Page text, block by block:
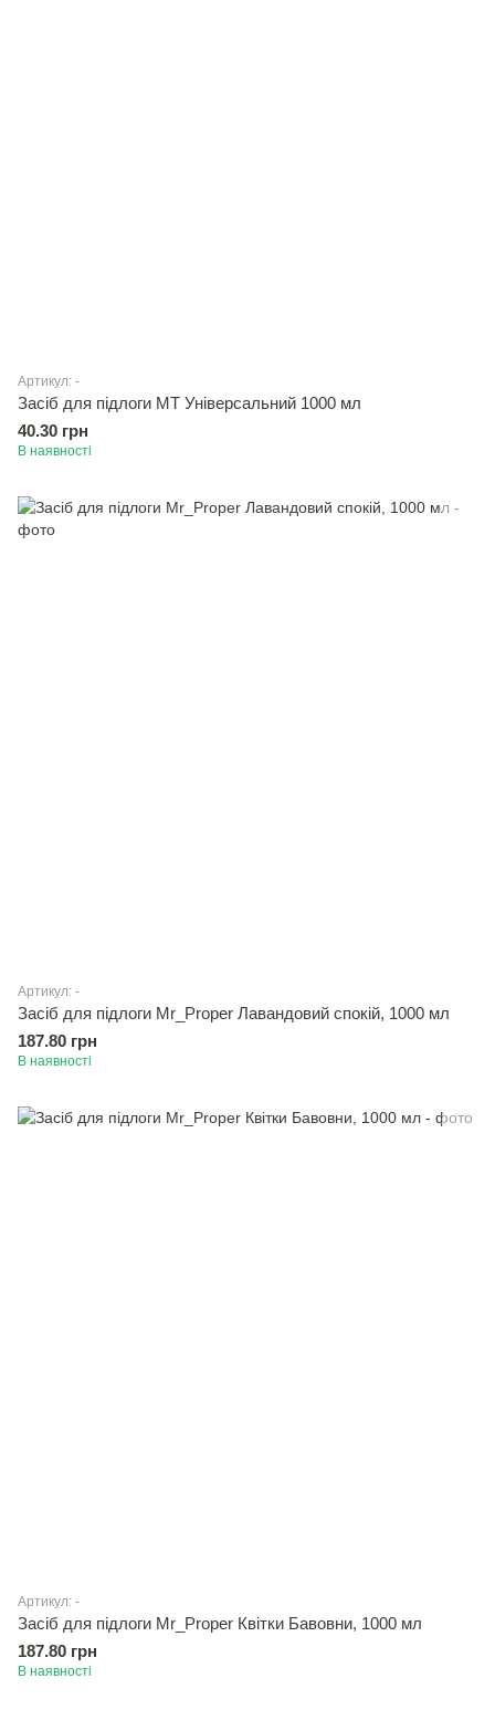
Артикул: -
Засiб для підлоги МТ Унiверсальний 1000 мл
40.30 грн
В наявності
Артикул: -
Засiб для підлоги Mr_Proper Лавандовий спокій, 1000 мл
187.80 грн
В наявності
Артикул: -
Засiб для підлоги Mr_Proper Квітки Бавовни, 1000 мл
187.80 грн
В наявності